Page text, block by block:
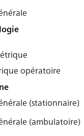
opératoire
(stationnaire)
(ambulatoire)